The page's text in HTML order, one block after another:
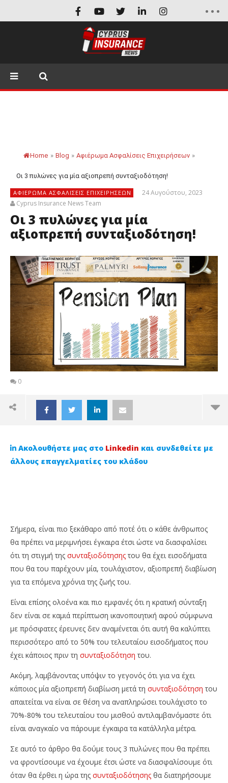
Home » Blog » Αφιέρωμα Ασφαλίσεις Επιχειρήσεων »
Οι 3 πυλώνες για μία αξιοπρεπή συνταξιοδότηση!
ΑΦΙΈΡΩΜΑ ΑΣΦΑΛΊΣΕΙΣ ΕΠΙΧΕΙΡΉΣΕΩΝ
24 Αυγούστου, 2023
Cyprus Insurance News Team
Οι 3 πυλώνες για μία
αξιοπρεπή συνταξιοδότηση!
0
NOW VIEWING
Οι 3 πυλώνες για μία αξιοπρεπή συνταξιοδότηση!
24
Αυγούστου,
2023
Insurance
News
Team
Ακολουθήστε μας στο Linkedin και συνδεθείτε με
άλλους επαγγελματίες του κλάδου
Σήμερα, είναι πιο ξεκάθαρο από ποτέ ότι ο κάθε άνθρωπος
θα πρέπει να μεριμνήσει έγκαιρα έτσι ώστε να διασφαλίσει
ότι τη στιγμή της συνταξιοδότησης του θα έχει εισοδήματα
που θα του παρέχουν μία, τουλάχιστον, αξιοπρεπή διαβίωση
για τα επόμενα χρόνια της ζωής του.
Είναι επίσης ολοένα και πιο εμφανές ότι η κρατική σύνταξη
δεν είναι σε καμιά περίπτωση ικανοποιητική αφού σύμφωνα
με πρόσφατες έρευνες δεν αναμένεται ότι αυτή θα καλύπτει
περισσότερο από το 50% του τελευταίου εισοδήματος που
έχει κάποιος πριν τη συνταξιοδότηση του.
Ακόμη, λαμβάνοντας υπόψιν το γεγονός ότι για να έχει
κάποιος μία αξιοπρεπή διαβίωση μετά τη συνταξιοδότηση του
απαιτείται να είναι σε θέση να αναπληρώσει τουλάχιστο το
70%-80% του τελευταίου του μισθού αντιλαμβανόμαστε ότι
είναι αναγκαίο να πάρουμε έγκαιρα τα κατάλληλα μέτρα.
Σε αυτό το άρθρο θα δούμε τους 3 πυλώνες που θα πρέπει
να φροντίσουμε να έχουμε έτσι ώστε να διασφαλίσουμε ότι
όταν θα έρθει η ώρα της συνταξιοδότησης θα διατηρήσουμε